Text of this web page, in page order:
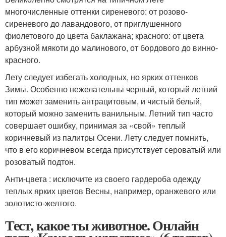
многочисленные оттенки сиреневого: от розово-
сиреневого до лавандового, от приглушенного
фиолетового до цвета баклажана; красного: от цвета
арбузной мякоти до малинового, от бордового до винно-
красного.
Лету следует избегать холодных, но ярких оттенков
Зимы. Особенно нежелательны черный, который летний
тип может заменить антрацитовым, и чистый белый,
который можно заменить ванильным. Летний тип часто
совершает ошибку, принимая за «свой» теплый
коричневый из палитры Осени. Лету следует помнить,
что в его коричневом всегда присутствует сероватый или
розоватый подтон.
Анти-цвета : исключите из своего гардероба одежду
теплых ярких цветов Весны, например, оранжевого или
золотисто-желтого.
Тест, какое ты животное. Онлайн